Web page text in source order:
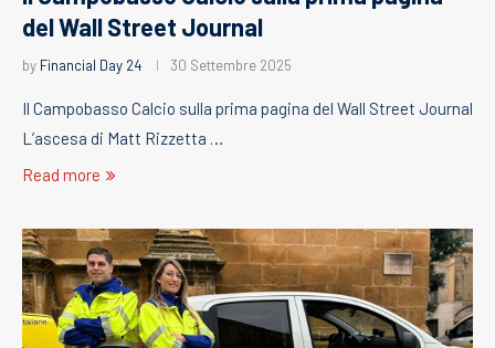
del Wall Street Journal
by Financial Day 24 30 Settembre 2025
Il Campobasso Calcio sulla prima pagina del Wall Street Journal
L’ascesa di Matt Rizzetta …
Read more